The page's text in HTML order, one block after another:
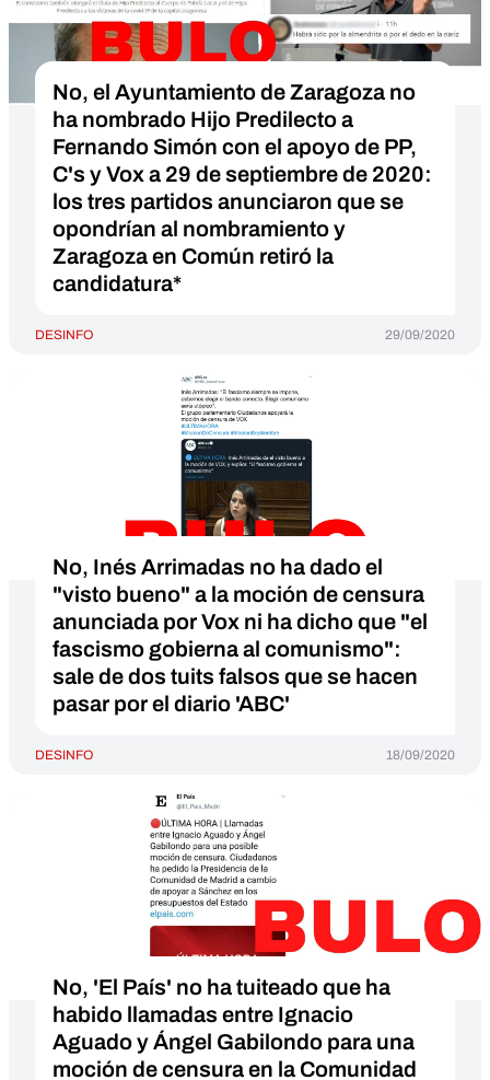
No, el Ayuntamiento de Zaragoza no
ha nombrado Hijo Predilecto a
Fernando Simón con el apoyo de PP,
C's y Vox a 29 de septiembre de 2020:
los tres partidos anunciaron que se
opondrían al nombramiento y
Zaragoza en Común retiró la
candidatura*
DESINFO 29/09/2020
No, Inés Arrimadas no ha dado el
"visto bueno" a la moción de censura
anunciada por Vox ni ha dicho que "el
fascismo gobierna al comunismo":
sale de dos tuits falsos que se hacen
pasar por el diario 'ABC'
DESINFO 18/09/2020
No, 'El País' no ha tuiteado que ha
habido llamadas entre Ignacio
Aguado y Ángel Gabilondo para una
moción de censura en la Comunidad